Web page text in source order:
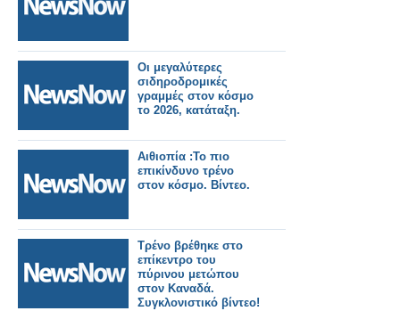
Οι μεγαλύτερες
σιδηροδρομικές
γραμμές στον κόσμο
το 2026, κατάταξη.
Αιθιοπία :Το πιο
επικίνδυνο τρένο
στον κόσμο. Βίντεο.
Τρένο βρέθηκε στο
επίκεντρο του
πύρινου μετώπου
στον Καναδά.
Συγκλονιστικό βίντεο!